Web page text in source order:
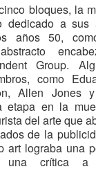
bloques, la
dedicado a sus
años 50,
Group.
como
Allen Jones
etapa en la
del arte que
de la
art lograba una
una crítica a